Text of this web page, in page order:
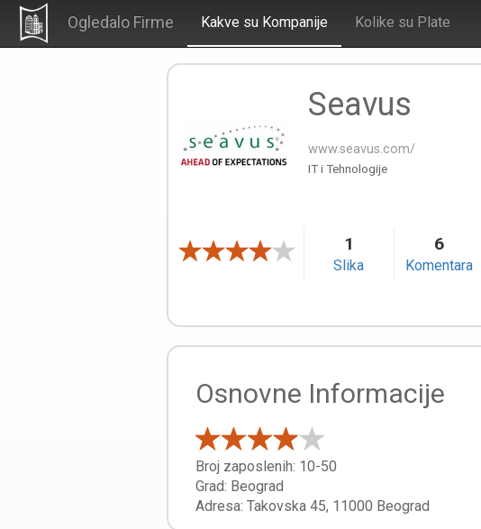
Ogledalo Firme Kakve su Kompanije Kolike su Plate
Seavus
www.seavus.com/
IT i Tehnologije
1
Slika
6
Komentara
Osnovne Informacije
Broj zaposlenih: 10-50
Grad: Beograd
Adresa: Takovska 45, 11000 Beograd